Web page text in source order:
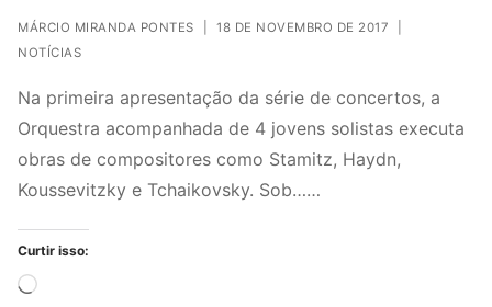
MÁRCIO MIRANDA PONTES 18 DE NOVEMBRO DE 2017
NOTÍCIAS
Na primeira apresentação da série de concertos, a
Orquestra acompanhada de 4 jovens solistas executa
obras de compositores como Stamitz, Haydn,
Koussevitzky e Tchaikovsky. Sob……
Curtir isso:
Carregando...